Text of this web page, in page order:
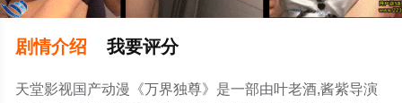
剧情介绍 我要评分
天堂影视国产动漫《万界独尊》是一部由叶老酒,酱紫导演